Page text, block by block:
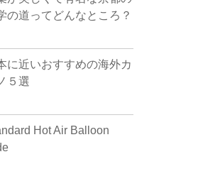
の道ってどんなところ？
に近いおすすめの海外カ
５選
Hot Air Balloon